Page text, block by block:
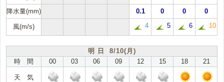
降水量(mm)
0.1 0 0 0
風(m/s) 4 5 6 10
明 日 8/10(月)
時 間
00 03 06 09 12 15 18 21
天 気